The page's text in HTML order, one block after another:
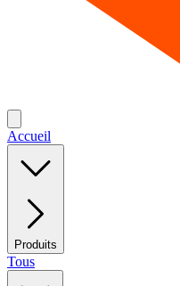
Accueil
Produits
Tous